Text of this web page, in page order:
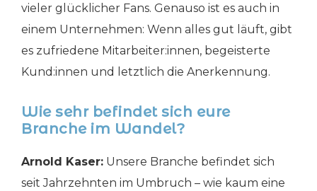
vieler glücklicher Fans. Genauso ist es auch in
einem Unternehmen: Wenn alles gut läuft, gibt
es zufriedene Mitarbeiter:innen, begeisterte
Kund:innen und letztlich die Anerkennung.
Wie sehr befindet sich eure
Branche im Wandel?
Arnold Kaser: Unsere Branche befindet sich
seit Jahrzehnten im Umbruch – wie kaum eine